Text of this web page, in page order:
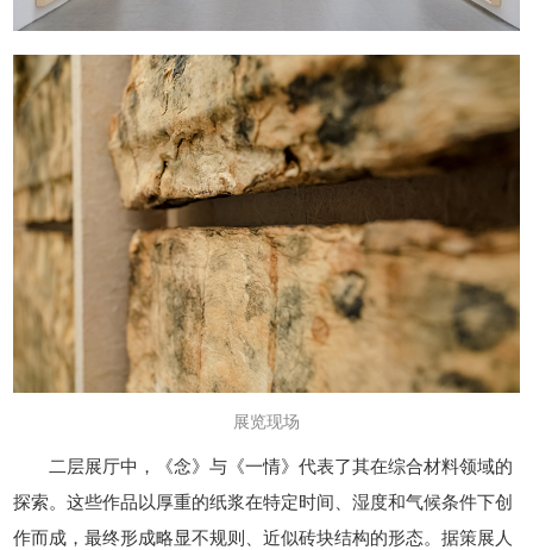
展览现场
二层展厅中，《念》与《一情》代表了其在综合材料领域的
探索。这些作品以厚重的纸浆在特定时间、湿度和气候条件下创
作而成，最终形成略显不规则、近似砖块结构的形态。据策展人